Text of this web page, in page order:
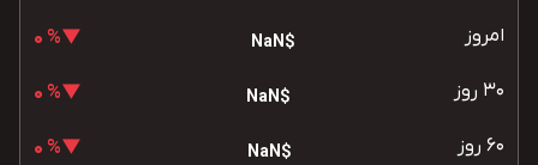
امروز $NaN
▼% 0
30 روز $NaN
▼% 0
60 روز $NaN
▼% 0